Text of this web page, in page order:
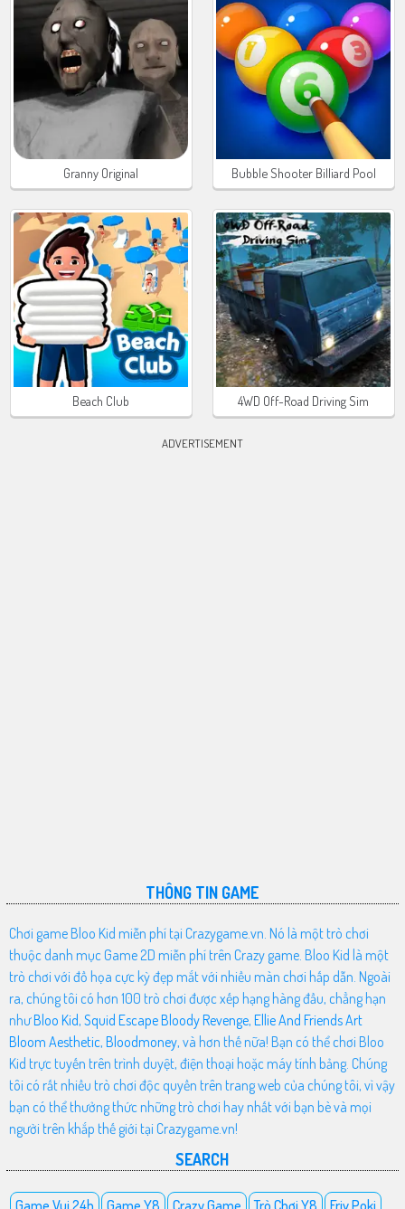
Granny Original Bubble Shooter Billiard Pool
Beach Club 4WD Off-Road Driving Sim
ADVERTISEMENT
THÔNG TIN GAME
Chơi game Bloo Kid miễn phí tại Crazygame.vn. Nó là một trò chơi
thuộc danh mục Game 2D miễn phí trên Crazy game. Bloo Kid là một
trò chơi với đồ họa cực kỳ đẹp mắt với nhiều màn chơi hấp dẫn. Ngoài
ra, chúng tôi có hơn 100 trò chơi được xếp hạng hàng đầu, chẳng hạn
nhưBloo Kid, Squid Escape Bloody Revenge, Ellie And Friends Art
Bloom Aesthetic, Bloodmoney, và hơn thế nữa! Bạn có thể chơi Bloo
Kid trực tuyến trên trình duyệt, điện thoại hoặc máy tính bảng. Chúng
tôi có rất nhiều trò chơi độc quyền trên trang web của chúng tôi, vì vậy
bạn có thể thưởng thức những trò chơi hay nhất với bạn bè và mọi
người trên khắp thế giới tại Crazygame.vn!
SEARCH
Game Vui 24h Game Y8 Crazy Game Trò Chơi Y8 Friv Poki